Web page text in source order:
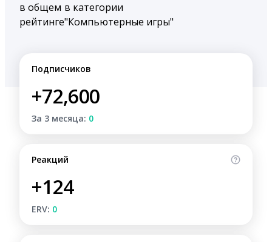
в общем
рейтинге
в категории
"Компьютерные игры"
Подписчиков
+72,600
За 3 месяца: 0
Реакций
+124
ERV: 0